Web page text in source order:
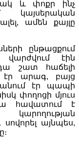
և փոքր ինչ
կայսերական
ամեն քայլը
ընթացքում
էին
դա շատ հաճելի
էր արագ, բայց
էր պապի
փողոցի մյուս
հավատում է
այնպես,